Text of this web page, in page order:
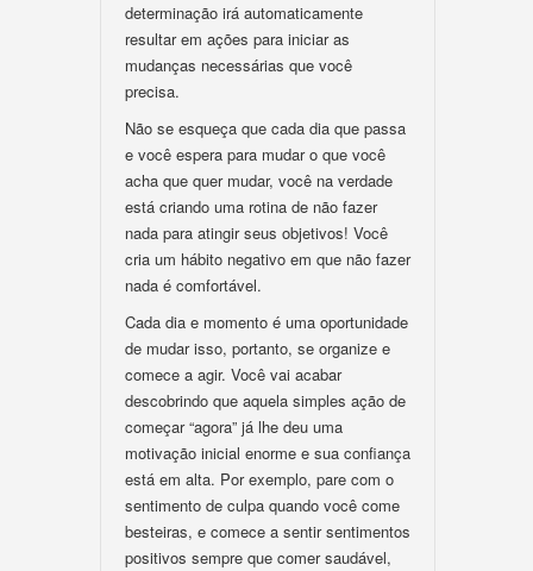
determinação irá automaticamente
resultar em ações para iniciar as
mudanças necessárias que você
precisa.
Não se esqueça que cada dia que passa
e você espera para mudar o que você
acha que quer mudar, você na verdade
está criando uma rotina de não fazer
nada para atingir seus objetivos! Você
cria um hábito negativo em que não fazer
nada é comfortável.
Cada dia e momento é uma oportunidade
de mudar isso, portanto, se organize e
comece a agir. Você vai acabar
descobrindo que aquela simples ação de
começar “agora” já lhe deu uma
motivação inicial enorme e sua confiança
está em alta. Por exemplo, pare com o
sentimento de culpa quando você come
besteiras, e comece a sentir sentimentos
positivos sempre que comer saudável,